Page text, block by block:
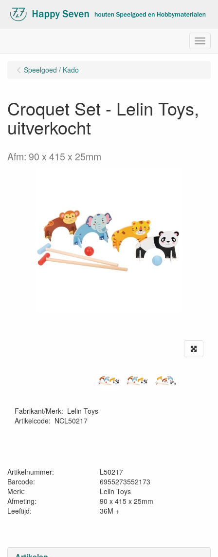
Menu
Speelgoed / Kado
Croquet Set - Lelin Toys,
uitverkocht
Afm: 90 x 415 x 25mm
Fabrikant/Merk: Lelin Toys
Artikelcode: NCL50217
Artikelnummer:
L50217
Barcode:
6955273552173
Merk:
Lelin Toys
Afmeting:
90 x 415 x 25mm
Leeftijd:
36M +